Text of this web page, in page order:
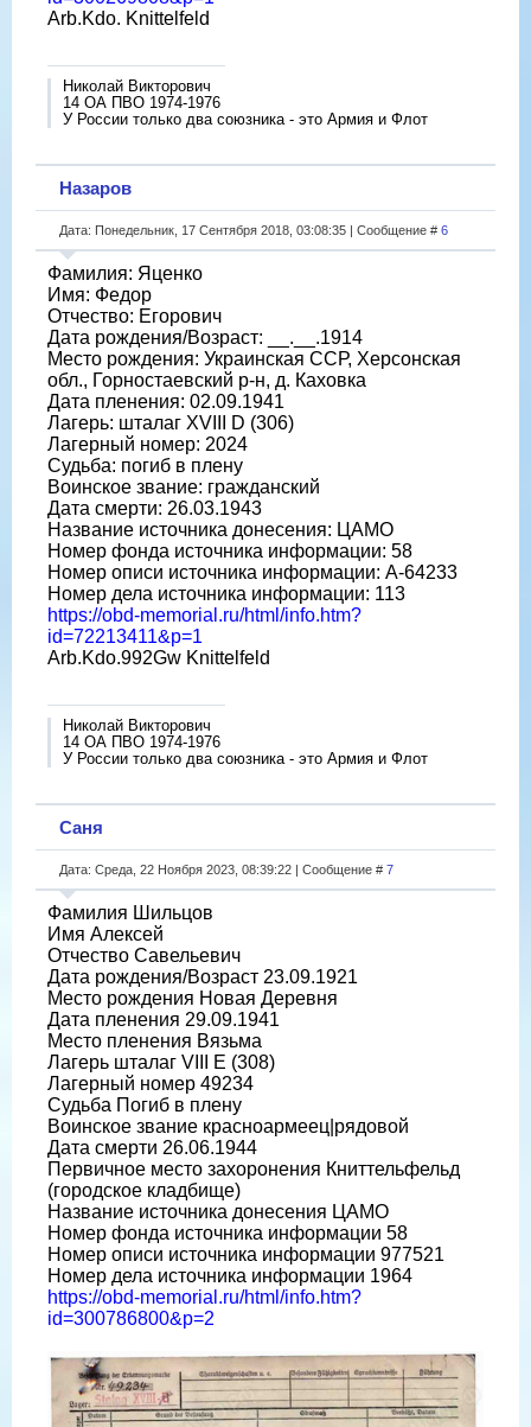
Arb.Kdo. Knittelfeld
Николай Викторович
14 ОА ПВО 1974-1976
У России только два союзника - это Армия и Флот
Назаров
Дата: Понедельник, 17 Сентября 2018, 03:08:35 | Сообщение # 6
Фамилия: Яценко
Имя: Федор
Отчество: Егорович
Дата рождения/Возраст: __.__.1914
Место рождения: Украинская ССР, Херсонская
обл., Горностаевский р-н, д. Каховка
Дата пленения: 02.09.1941
Лагерь: шталаг XVIII D (306)
Лагерный номер: 2024
Судьба: погиб в плену
Воинское звание: гражданский
Дата смерти: 26.03.1943
Название источника донесения: ЦАМО
Номер фонда источника информации: 58
Номер описи источника информации: A-64233
Номер дела источника информации: 113
https://obd-memorial.ru/html/info.htm?
id=72213411&p=1
Arb.Kdo.992Gw Knittelfeld
Николай Викторович
14 ОА ПВО 1974-1976
У России только два союзника - это Армия и Флот
Саня
Дата: Среда, 22 Ноября 2023, 08:39:22 | Сообщение # 7
Фамилия Шильцов
Имя Алексей
Отчество Савельевич
Дата рождения/Возраст 23.09.1921
Место рождения Новая Деревня
Дата пленения 29.09.1941
Место пленения Вязьма
Лагерь шталаг VIII E (308)
Лагерный номер 49234
Судьба Погиб в плену
Воинское звание красноармеец|рядовой
Дата смерти 26.06.1944
Первичное место захоронения Книттельфельд
(городское кладбище)
Название источника донесения ЦАМО
Номер фонда источника информации 58
Номер описи источника информации 977521
Номер дела источника информации 1964
https://obd-memorial.ru/html/info.htm?
id=300786800&p=2